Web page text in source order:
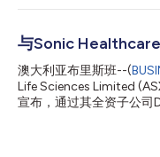
战略临床合作协议。 变
Radford-Smith副教授领
患者的处治中具有令人
情发作期的IBD患者检测
过60%的病原体中使用目
与Sonic
澳大利亚布里斯班--(
Life Sciences Limited
宣布，通过其全资子公